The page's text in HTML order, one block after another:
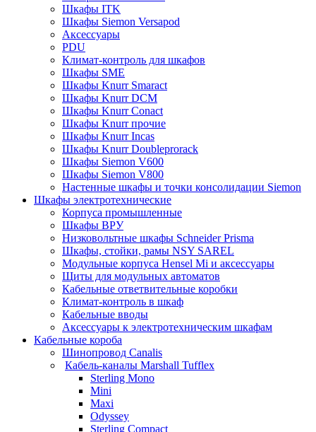
Шкафы ITK
Шкафы Siemon Versapod
Аксессуары
PDU
Климат-контроль для шкафов
Шкафы SME
Шкафы Knurr Smaract
Шкафы Knurr DCM
Шкафы Knurr Conact
Шкафы Knurr прочие
Шкафы Knurr Incas
Шкафы Knurr Doubleprorack
Шкафы Siemon V600
Шкафы Siemon V800
Настенные шкафы и точки консолидации Siemon
Шкафы электротехнические
Корпуса промышленные
Шкафы ВРУ
Низковольтные шкафы Schneider Prisma
Шкафы, стойки, рамы NSY SAREL
Модульные корпуса Hensel Mi и аксессуары
Щиты для модульных автоматов
Кабельные ответвительные коробки
Климат-контроль в шкаф
Кабельные вводы
Аксессуары к электротехническим шкафам
Кабельные короба
Шинопровод Canalis
Кабель-каналы Marshall Tufflex
Sterling Mono
Mini
Maxi
Odyssey
Sterling Compact